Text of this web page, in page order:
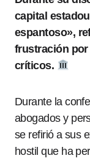
capital
espantoso»,
frustración
críticos.
Durante la
abogados y
se refirió a sus
hostil que ha